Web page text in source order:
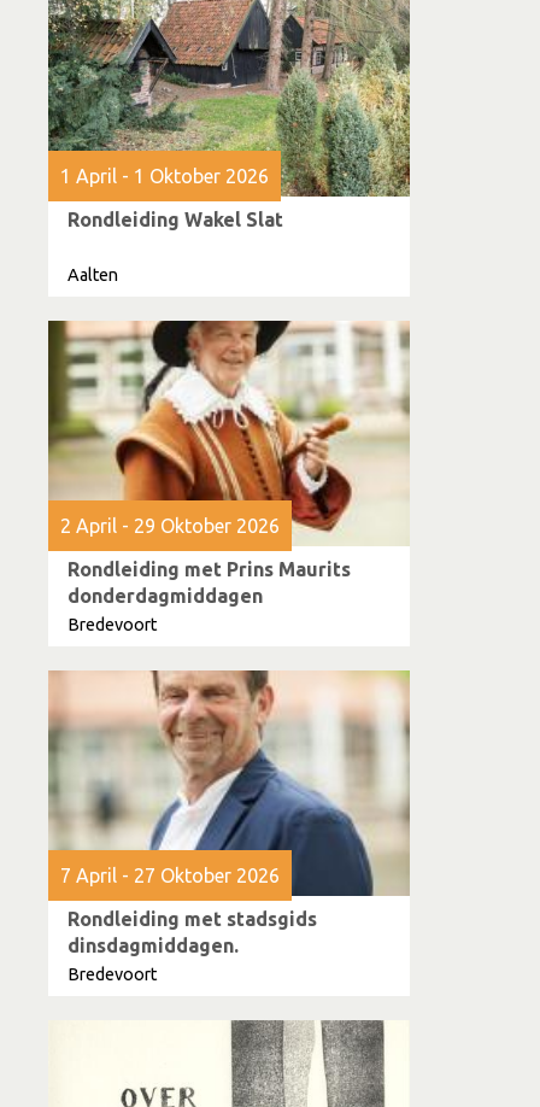
1 April - 1 Oktober 2026
Rondleiding Wakel Slat
Aalten
2 April - 29 Oktober 2026
Rondleiding met Prins Maurits
donderdagmiddagen
Bredevoort
7 April - 27 Oktober 2026
Rondleiding met stadsgids
dinsdagmiddagen.
Bredevoort